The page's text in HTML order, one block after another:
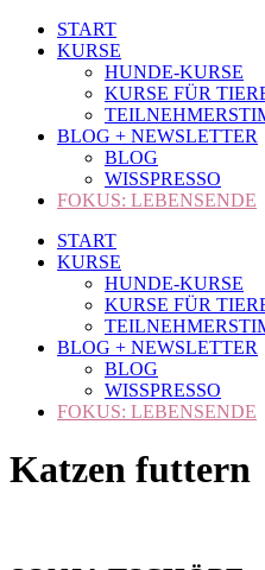
START
KURSE
HUNDE-KURSE
KURSE FÜR
BLOG + NEWSLETTER
BLOG
WISSPRESSO
FOKUS: LEBENSENDE
START
KURSE
HUNDE-KURSE
KURSE FÜR
BLOG + NEWSLETTER
BLOG
WISSPRESSO
FOKUS: LEBENSENDE
Katzen futtern